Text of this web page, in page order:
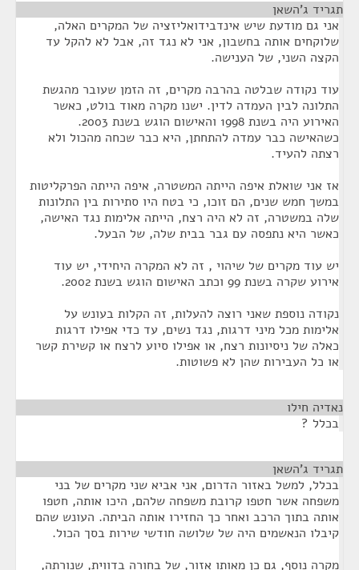
תגריד ג'השאן
אני גם מודעת שיש אינדבידואליזציה של המקרים האלה,
שלוקחים אותה בחשבון, אני לא נגד זה, אבל לא להקל עד
הקצה השני, של הענישה.
עוד נקודה שבלטה בהרבה מקרים, זה הזמן שעובר מהגשת
התלונה לבין העמדה לדין. ישנו מקרה מאוד בולט, כאשר
האירוע היה בשנת 1998 והאישום הוגש בשנת 2003.
כשהאישה כבר עמדה להתחתן, היא כבר שכחה מהכול ולא
רצתה להעיד.
אז אני שואלת איפה הייתה המשטרה, איפה הייתה הפרקליטות
במשך חמש שנים, הם זוכו, כי בטח היו סתירות בין התלונות
שלה במשטרה, זה לא היה רצח, הייתה אלימות נגד האישה,
כאשר היא נתפסה עם גבר בבית שלה, של הבעל.
יש עוד מקרים של שיהוי , זה לא המקרה היחידי, יש עוד
אירוע שקרה בשנת 99 וכתב האישום הוגש בשנת 2002.
נקודה נוספת שאני רוצה להעלות, זה הקלות בעונש על
אלימות מכל מיני דרגות, נגד נשים, עד כדי אפילו דרגות
כאלה של ניסיונות רצח, או אפילו סיוע לרצח או קשירת קשר
או כל העבירות שהן לא פשוטות.
נאדיה חילו
בכלל ?
תגריד ג'השאן
בכלל, למשל באזור הדרום, אני אביא שני מקרים של בני
משפחה אשר חטפו קרובת משפחה שלהם, היכו אותה, חטפו
אותה בתוך הרכב ואחר כך החזירו אותה הביתה. העונש שהם
קיבלו הנאשמים היה של שלושה חודשי שירות בסך הכול.
מקרה נוסף, גם כן מאותו אזור, של בחורה בדווית, שנורתה,